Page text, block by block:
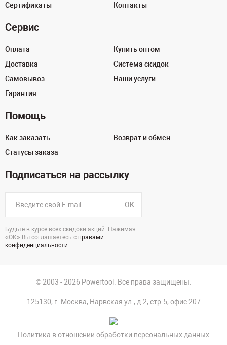
Сертификаты
Контакты
Сервис
Оплата
Доставка
Самовывоз
Гарантия
Купить оптом
Система скидок
Наши услуги
Помощь
Как заказать
Статусы заказа
Возврат и обмен
Подписаться на рассылку
OK
Будьте в курсе всех скидоки акций. Нажимая
«ОК» Вы соглашаетесь с правами
конфиденциальности.
© 2003 - 2026 Powertool. Все права защищены.
125130, г. Москва, Нарвская ул., д.2, стр.5, офис 207
Политика в отношении обработки персональных данных